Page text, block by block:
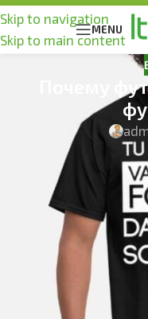
Skip to navigation
Skip to main content
MENU
Почему
Футболка – одна из
популярных одежды в
должно быть
это просто рубашка
именно “футболка”?
Основные